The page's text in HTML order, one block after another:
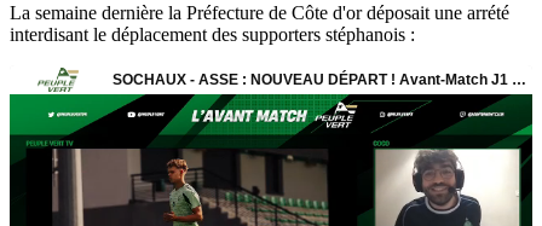
La semaine dernière la Préfecture de Côte d'or déposait une arrété
interdisant le déplacement des supporters stéphanois :